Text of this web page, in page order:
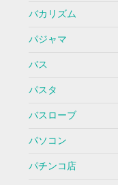
バカリズム
パジャマ
バス
パスタ
バスローブ
パソコン
パチンコ店